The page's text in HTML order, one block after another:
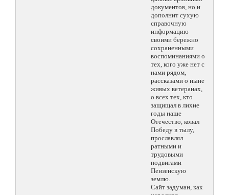
документов, но и
дополнит сухую
справочную
информацию
своими бережно
сохраненными
воспоминаниями о
тех, кого уже нет с
нами рядом,
рассказами о ныне
живых ветеранах,
о всех тех, кто
защищал в лихие
годы наше
Отечество, ковал
Победу в тылу,
прославлял
ратными и
трудовыми
подвигами
Пензенскую
землю.
Сайт задуман, как